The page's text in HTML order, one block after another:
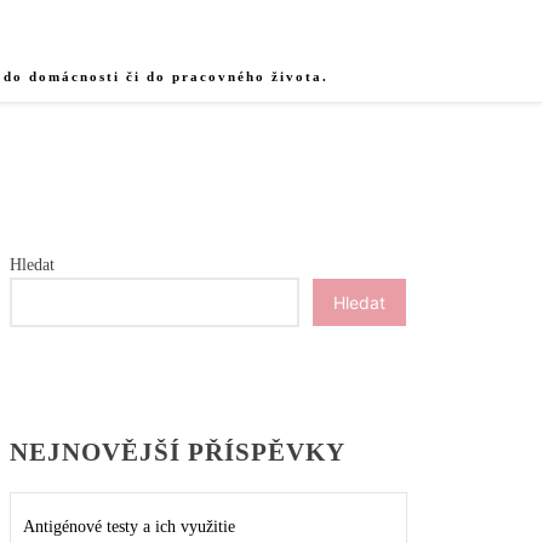
domácnosti či do pracovného života.
Hledat
Hledat
NEJNOVĚJŠÍ PŘÍSPĚVKY
Antigénové testy a ich využitie